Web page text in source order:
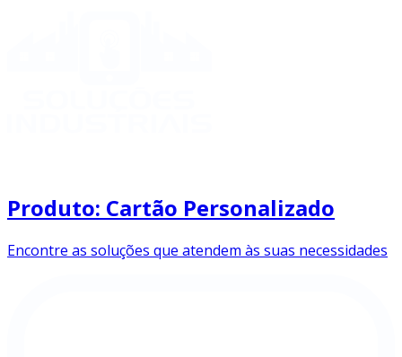
Produto: Cartão Personalizado
Encontre as soluções que atendem às suas necessidades